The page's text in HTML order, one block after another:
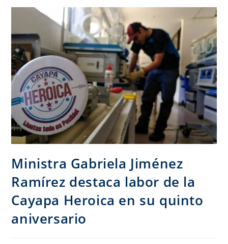
Ministra Gabriela Jiménez
Ramírez destaca labor de la
Cayapa Heroica en su quinto
aniversario